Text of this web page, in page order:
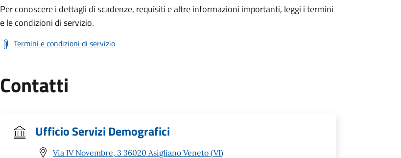
Per conoscere i dettagli di scadenze, requisiti e altre informazioni importanti, leggi i termini
e le condizioni di servizio.
Termini e condizioni di servizio
Contatti
Ufficio Servizi Demografici
Via IV Novembre, 3 36020 Asigliano Veneto (VI)